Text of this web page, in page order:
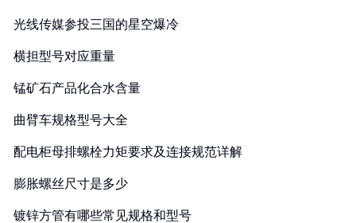
光线传媒参投三国的星空爆冷
横担型号对应重量
锰矿石产品化合水含量
曲臂车规格型号大全
配电柜母排螺栓力矩要求及连接规范详解
膨胀螺丝尺寸是多少
镀锌方管有哪些常见规格和型号